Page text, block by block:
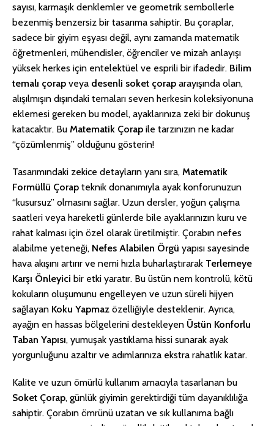
sayısı, karmaşık denklemler ve geometrik sembollerle
bezenmiş benzersiz bir tasarıma sahiptir. Bu çoraplar,
sadece bir giyim eşyası değil, aynı zamanda matematik
öğretmenleri, mühendisler, öğrenciler ve mizah anlayışı
yüksek herkes için entelektüel ve esprili bir ifadedir. Bilim
temalı çorap veya desenli soket çorap arayışında olan,
alışılmışın dışındaki temaları seven herkesin koleksiyonuna
eklemesi gereken bu model, ayaklarınıza zeki bir dokunuş
katacaktır. Bu Matematik Çorap ile tarzınızın ne kadar
“çözümlenmiş” olduğunu gösterin!
Tasarımındaki zekice detayların yanı sıra, Matematik
Formüllü Çorap teknik donanımıyla ayak konforunuzun
“kusursuz” olmasını sağlar. Uzun dersler, yoğun çalışma
saatleri veya hareketli günlerde bile ayaklarınızın kuru ve
rahat kalması için özel olarak üretilmiştir. Çorabın nefes
alabilme yeteneği, Nefes Alabilen Örgü yapısı sayesinde
hava akışını artırır ve nemi hızla buharlaştırarak Terlemeye
Karşı Önleyici bir etki yaratır. Bu üstün nem kontrolü, kötü
kokuların oluşumunu engelleyen ve uzun süreli hijyen
sağlayan Koku Yapmaz özelliğiyle desteklenir. Ayrıca,
ayağın en hassas bölgelerini destekleyen Üstün Konforlu
Taban Yapısı, yumuşak yastıklama hissi sunarak ayak
yorgunluğunu azaltır ve adımlarınıza ekstra rahatlık katar.
Kalite ve uzun ömürlü kullanım amacıyla tasarlanan bu
Soket Çorap, günlük giyimin gerektirdiği tüm dayanıklılığa
sahiptir. Çorabın ömrünü uzatan ve sık kullanıma bağlı